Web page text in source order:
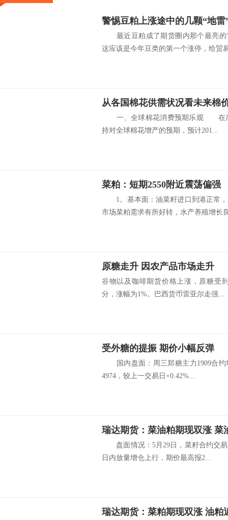
警惕豆粕上涨途中的几颗“地雷
最近豆粕成了期货圈内那个最亮的
这应该是今年豆类的第一个涨停，给贸
从各国棉花供需状况看未来棉
一、全球棉花消费预期乐观 在产
持对全球棉花增产的预期，预计201...
菜粕：短期2550附近震荡偏强
1。基本面：油菜籽进口到港正常，
市场菜粕需求有所好转，水产养殖增长
原糖走升 因农产品市场走升
谷物以及咖啡期货价格上涨，原糖受
分，涨幅为1%。巴西货币雷亚尔走强...
受外糖的提振 期价小幅反弹
国内盘面：周三郑糖主力1909合约
4974，较上一交易日+0.42%...
瑞达期货：菜油粕期现双涨 菜
盘面情况：5月29日，菜籽合约交易
日内放量增仓上行，期价最高报2...
瑞达期货：菜粕期现双涨 油粕